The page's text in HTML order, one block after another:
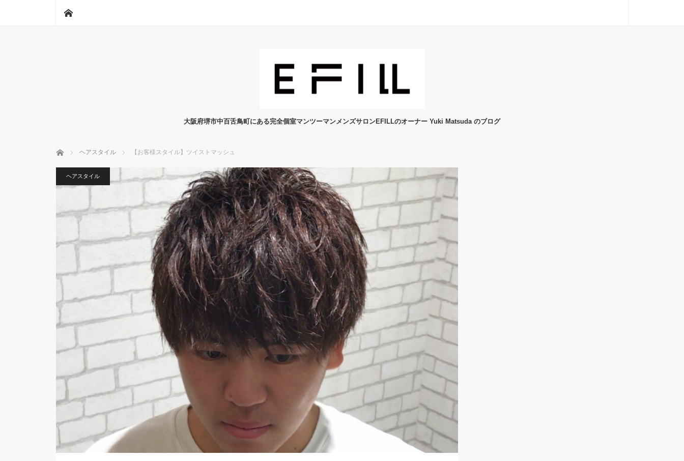
大阪府堺市中百舌鳥町にある完全個室マンツーマンメンズサロンEFILLのオーナー Yuki Matsuda のブログ
ホーム ヘアスタイル 【お客様スタイル】ツイストマッシュ
ヘアスタイル